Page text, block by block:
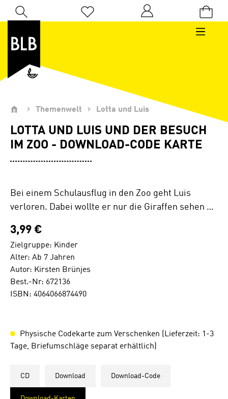
Zum Hauptinhalt springen
Du hast 0 Produkte auf dem Merkzettel
Themenwelt Lotta und Luis
LOTTA UND LUIS UND DER BESUCH
IM ZOO - DOWNLOAD-CODE KARTE
Bei einem Schulausflug in den Zoo geht Luis
verloren. Dabei wollte er nur die Giraffen sehen …
3,99 €
Zielgruppe: Kinder
Alter: Ab 7 Jahren
Autor: Kirsten Brünjes
Best.-Nr: 672136
ISBN: 4064066874490
Physische Codekarte zum Verschenken (Lieferzeit: 1-3
Tage, Briefumschläge separat erhältlich)
CD Download Download-Code